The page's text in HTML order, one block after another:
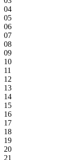
04
05
06
07
08
09
10
11
12
13
14
15
16
17
18
19
20
21